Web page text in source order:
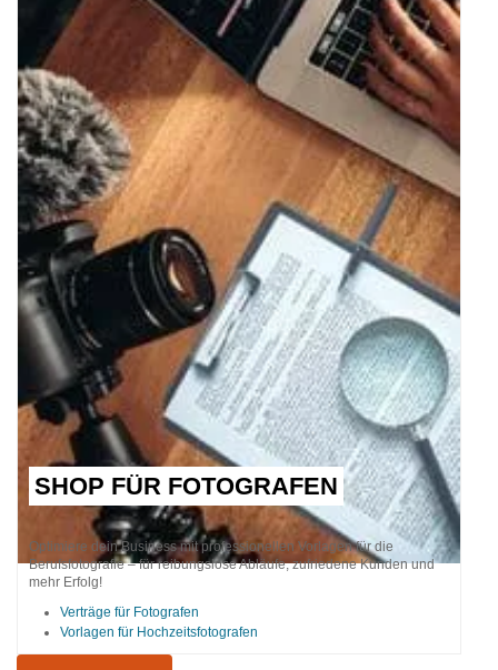
SHOP FÜR FOTOGRAFEN
Optimiere dein Business mit professionellen Vorlagen für die
Berufsfotografie – für reibungslose Abläufe, zufriedene Kunden und
mehr Erfolg!
Verträge für Fotografen
Vorlagen für Hochzeitsfotografen